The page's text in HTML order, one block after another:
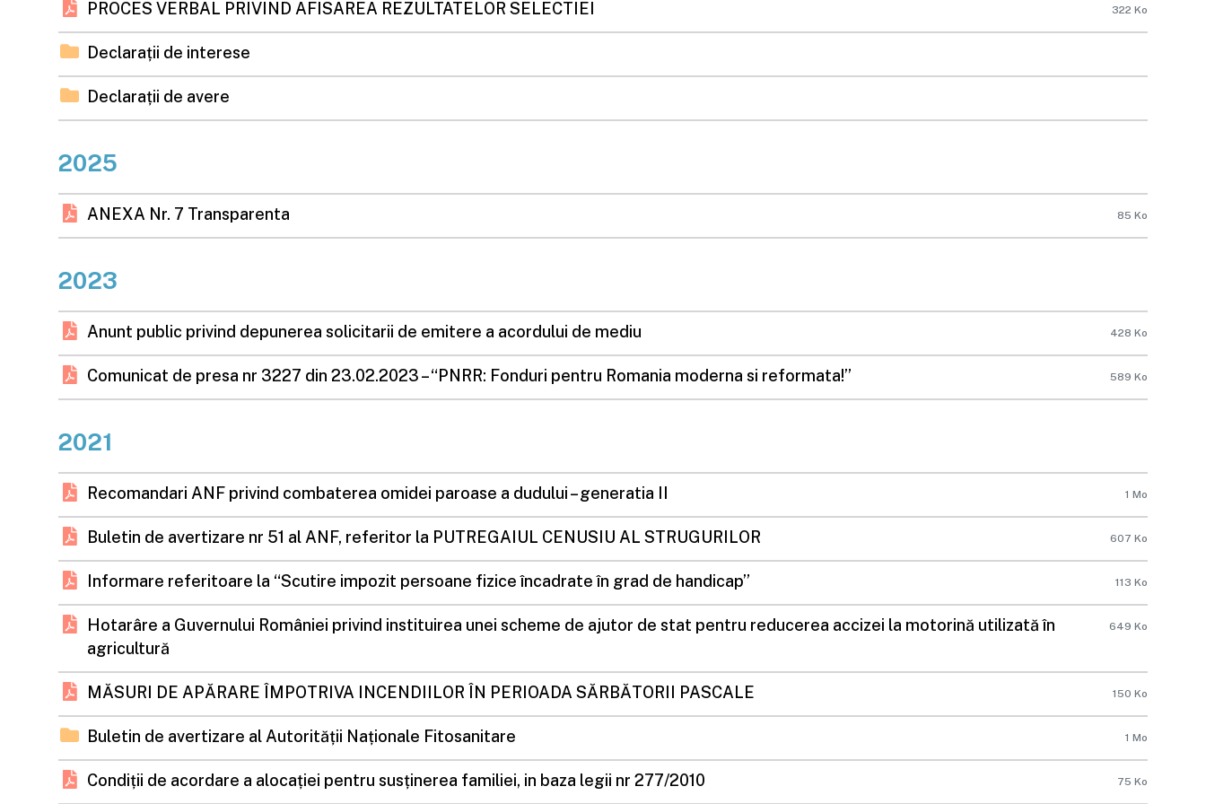
PROCES VERBAL PRIVIND AFISAREA REZULTATELOR SELECTIEI 322 Ko
Declarații de interese
Declarații de avere
2025
ANEXA Nr. 7 Transparenta 85 Ko
2023
Anunt public privind depunerea solicitarii de emitere a acordului de mediu 428 Ko
Comunicat de presa nr 3227 din 23.02.2023 – “PNRR: Fonduri pentru Romania moderna si reformata!” 589 Ko
2021
Recomandari ANF privind combaterea omidei paroase a dudului – generatia II 1 Mo
Buletin de avertizare nr 51 al ANF, referitor la PUTREGAIUL CENUSIU AL STRUGURILOR 607 Ko
Informare referitoare la “Scutire impozit persoane fizice încadrate în grad de handicap” 113 Ko
Hotarâre a Guvernului României privind instituirea unei scheme de ajutor de stat pentru reducerea accizei la motorină utilizată în
agricultură
649 Ko
MĂSURI DE APĂRARE ÎMPOTRIVA INCENDIILOR ÎN PERIOADA SĂRBĂTORII PASCALE 150 Ko
Buletin de avertizare al Autorității Naționale Fitosanitare 1 Mo
Condiții de acordare a alocației pentru susținerea familiei, in baza legii nr 277/2010 75 Ko